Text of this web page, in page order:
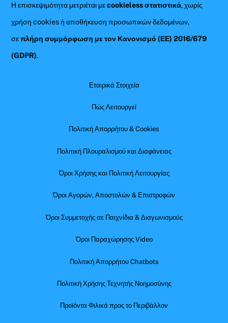
Η επισκεψιμότητα μετριέται μεcookieless στατιστικά, χωρίς
χρήση cookies ή αποθήκευση προσωπικών δεδομένων,
σεπλήρη συμμόρφωση με τον Κανονισμό (ΕΕ) 2016/679
(GDPR).
Εταιρικά Στοιχεία
Πώς Λειτουργεί
Πολιτική Απορρήτου & Cookies
Πολιτική Πλουραλισμού και Διαφάνειας
Όροι Χρήσης και Πολιτική Λειτουργίας
Όροι Αγορών, Αποστολών & Επιστροφών
Όροι Συμμετοχής σε Παιχνίδια & Διαγωνισμούς
Όροι Παραχώρησης Video
Πολιτική Απορρήτου Chatbots
Πολιτική Χρήσης Τεχνητής Νοημοσύνης
Προϊόντα Φιλικά προς το Περιβάλλον